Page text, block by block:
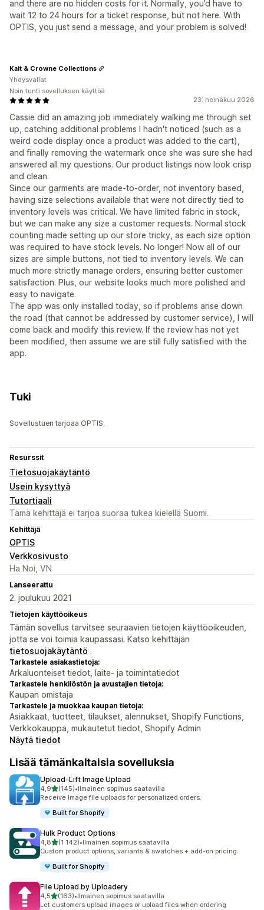
and there are no hidden costs for it. Normally, you’d have to
wait 12 to 24 hours for a ticket response, but not here. With
OPTIS, you just send a message, and your problem is solved!
23. heinäkuu 2026
Cassie did an amazing job immediately walking me through set
up, catching additional problems I hadn't noticed (such as a
weird code display once a product was added to the cart),
and finally removing the watermark once she was sure she had
answered all my questions. Our product listings now look crisp
and clean.
Since our garments are made-to-order, not inventory based,
having size selections available that were not directly tied to
inventory levels was critical. We have limited fabric in stock,
but we can make any size a customer requests. Normal stock
counting made setting up our store tricky, as each size option
was required to have stock levels. No longer! Now all of our
sizes are simple buttons, not tied to inventory levels. We can
much more strictly manage orders, ensuring better customer
satisfaction. Plus, our website looks much more polished and
easy to navigate.
The app was only installed today, so if problems arise down
the road (that cannot be addressed by customer service), I will
come back and modify this review. If the review has not yet
been modified, then assume we are still fully satisfied with the
app.
Kait & Crowne Collections
Yhdysvallat
Noin tunti sovelluksen käyttöä
Tuki
Sovellustuen tarjoaa OPTIS.
Resurssit
Tietosuojakäytäntö
Usein kysyttyä
Tutortiaali
Tämä kehittäjä ei tarjoa suoraa tukea kielellä Suomi.
Kehittäjä
OPTIS
Verkkosivusto
Ha Noi, VN
Lanseerattu
2. joulukuu 2021
Tietojen käyttöoikeus
Tämän sovellus tarvitsee seuraavien tietojen käyttöoikeuden,
jotta se voi toimia kaupassasi. Katso kehittäjän
tietosuojakäytäntö .
Tarkastele asiakastietoja:
Arkaluonteiset tiedot, laite- ja toimintatiedot
Tarkastele henkilöstön ja avustajien tietoja:
Kaupan omistaja
Tarkastele ja muokkaa kaupan tietoja:
Asiakkaat, tuotteet, tilaukset, alennukset, Shopify Functions,
Verkkokauppa, mukautetut tiedot, Shopify Admin
Näytä tiedot
Lisää tämänkaltaisia sovelluksia
Upload‑Lift Image Upload
4,9/ 5 tähteä
(145)
145 arvostelua yhteensä
•Ilmainen sopimus saatavilla
Receive Image file uploads for personalized orders.
Built for Shopify
Hulk Product Options
4,8/ 5 tähteä
(1 142)
1142 arvostelua yhteensä
•Ilmainen sopimus saatavilla
Custom product options, variants & swatches + add-on pricing.
Built for Shopify
File Upload by Uploadery
4,5/ 5 tähteä
(163)
163 arvostelua yhteensä
•Ilmainen sopimus saatavilla
Let customers upload images or upload files when ordering